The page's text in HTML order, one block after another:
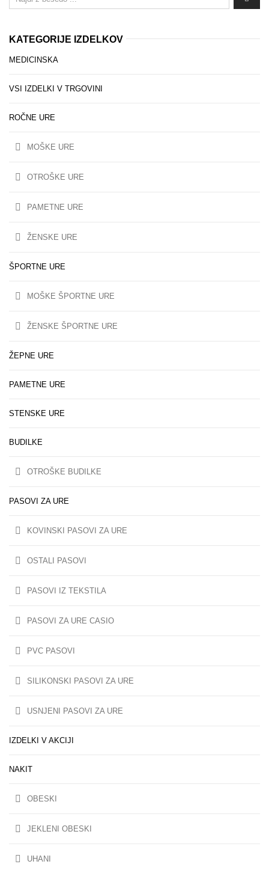
KATEGORIJE IZDELKOV
MEDICINSKA
VSI IZDELKI V TRGOVINI
ROČNE URE
MOŠKE URE
OTROŠKE URE
PAMETNE URE
ŽENSKE URE
ŠPORTNE URE
MOŠKE ŠPORTNE URE
ŽENSKE ŠPORTNE URE
ŽEPNE URE
PAMETNE URE
STENSKE URE
BUDILKE
OTROŠKE BUDILKE
PASOVI ZA URE
KOVINSKI PASOVI ZA URE
OSTALI PASOVI
PASOVI IZ TEKSTILA
PASOVI ZA URE CASIO
PVC PASOVI
SILIKONSKI PASOVI ZA URE
USNJENI PASOVI ZA URE
IZDELKI V AKCIJI
NAKIT
OBESKI
JEKLENI OBESKI
UHANI